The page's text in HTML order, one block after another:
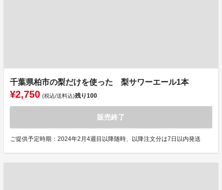
千葉県柏市の梨だけを使った 梨サワーエール1本
¥2,750 (税込/送料込)残り100
販売終了
ご提供予定時期：2024年2月4週目以降随時、以降注文分は7日以内発送